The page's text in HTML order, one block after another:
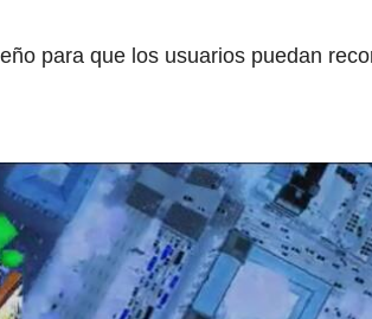
para que los usuarios puedan